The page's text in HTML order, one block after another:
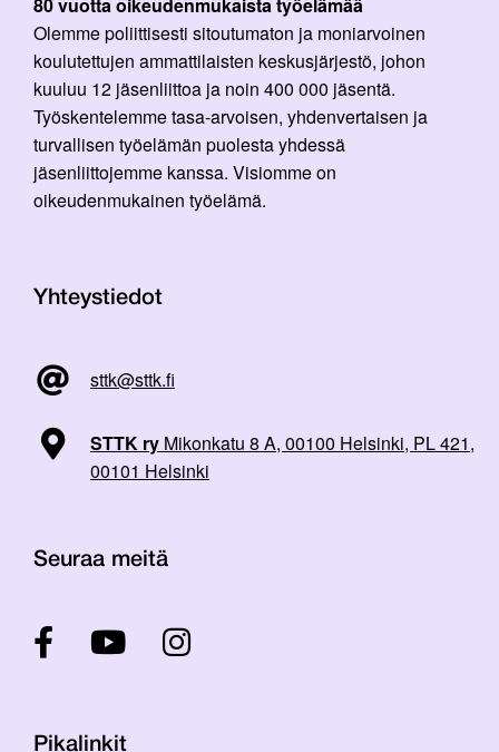
Olemme poliittisesti sitoutumaton ja moniarvoinen
koulutettujen ammattilaisten keskusjärjestö, johon
kuuluu 12 jäsenliittoa ja noin 400 000 jäsentä.
Työskentelemme tasa-arvoisen, yhdenvertaisen ja
turvallisen työelämän puolesta yhdessä
jäsenliittojemme kanssa. Visiomme on
oikeudenmukainen työelämä.
Yhteystiedot
sttk@sttk.fi
STTK ry Mikonkatu 8 A, 00100 Helsinki, PL 421,
00101 Helsinki
Seuraa meitä
Pikalinkit